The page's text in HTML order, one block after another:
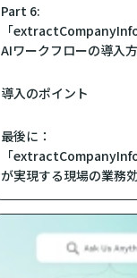
Part 6:
「
AIワークフローの導入
導入のポイント
最後に：
「
が実現する現場の業務